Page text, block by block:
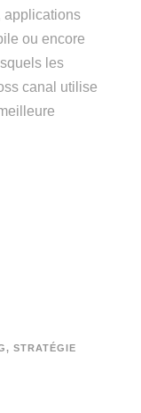
applications
ou encore
les
canal utilise
, STRATÉGIE